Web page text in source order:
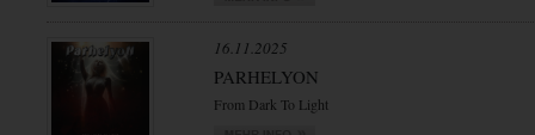
16.11.2025
PARHELYON
From Dark To Light